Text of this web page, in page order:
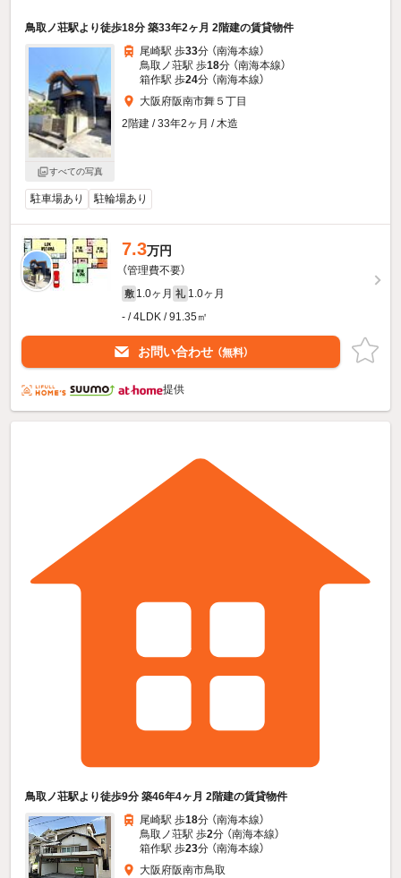
鳥取ノ荘駅より徒歩18分 築33年2ヶ月 2階建の賃貸物件
すべての写真
尾崎駅 歩33分 （南海本線）
鳥取ノ荘駅 歩18分 （南海本線）
箱作駅 歩24分 （南海本線）
大阪府阪南市舞５丁目
2階建 / 33年2ヶ月 / 木造
駐車場あり 駐輪場あり
7.3万円
（管理費不要）
敷 1.0ヶ月 礼 1.0ヶ月
- / 4LDK / 91.35㎡
お問い合わせ （無料）
提供
鳥取ノ荘駅より徒歩9分 築46年4ヶ月 2階建の賃貸物件
尾崎駅 歩18分 （南海本線）
鳥取ノ荘駅 歩2分 （南海本線）
箱作駅 歩23分 （南海本線）
大阪府阪南市鳥取